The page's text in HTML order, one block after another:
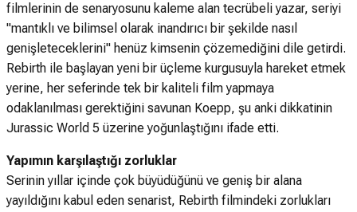
filmlerinin de senaryosunu kaleme alan tecrübeli yazar, seriyi
"mantıklı ve bilimsel olarak inandırıcı bir şekilde nasıl
genişleteceklerini" henüz kimsenin çözemediğini dile getirdi.
Rebirth ile başlayan yeni bir üçleme kurgusuyla hareket etmek
yerine, her seferinde tek bir kaliteli film yapmaya
odaklanılması gerektiğini savunan Koepp, şu anki dikkatinin
Jurassic World 5 üzerine yoğunlaştığını ifade etti.
Yapımın karşılaştığı zorluklar
Serinin yıllar içinde çok büyüdüğünü ve geniş bir alana
yayıldığını kabul eden senarist, Rebirth filmindeki zorlukları